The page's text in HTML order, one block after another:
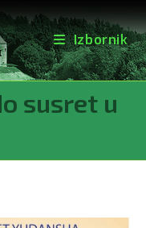
Izbornik
susret u